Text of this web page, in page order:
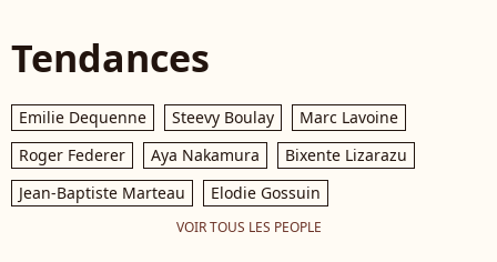
Tendances
Emilie Dequenne Steevy Boulay
Marc Lavoine
Roger Federer
Aya Nakamura
Bixente Lizarazu
Jean-Baptiste Marteau
Elodie Gossuin
VOIR TOUS LES PEOPLE